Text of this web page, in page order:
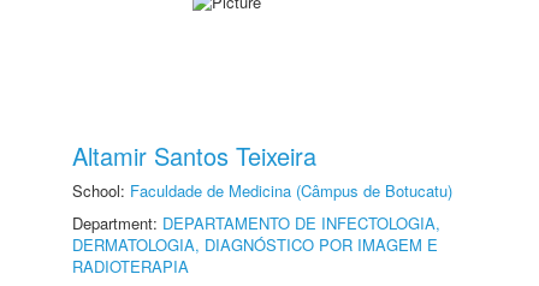
Altamir Santos Teixeira
School: Faculdade de Medicina (Câmpus de Botucatu)
Department: DEPARTAMENTO DE INFECTOLOGIA,
DERMATOLOGIA, DIAGNÓSTICO POR IMAGEM E
RADIOTERAPIA